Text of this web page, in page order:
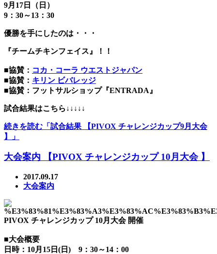
9月17日（日）
9：30～13：30
優勝を手にしたのは・・・
『チームチキンフェイス』！！
■協賛： コカ・コーラ ウエストジャパン
■協賛： キリン ビバレッジ
■協賛：フットサルショップ『ENTRADA』
試合結果はこちら↓↓↓↓↓
続きを読む「試合結果 【PIVOX チャレンジカップ9月大会
】」
大会案内 【PIVOX チャレンジカップ 10月大会 】
2017.09.17
大会案内
PIVOX チャレンジカップ 10月大会 開催
■大会概要
日時：10月15日(日) 9：30～14：00